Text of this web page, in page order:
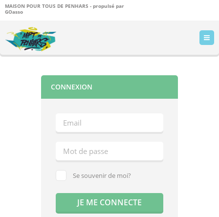
MAISON POUR TOUS DE PENHARS - propulsé par
GOasso
CONNEXION
Se souvenir de moi?